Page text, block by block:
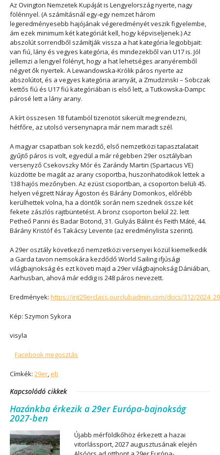
Az Ovington Nemzetek Kupáját is Lengyelország nyerte, nagy
fölénnyel. (A számításnál egy-egy nemzet három
legeredményesebb hajójának végeredményét veszik figyelembe,
ám ezek minimum két kategóriát kell, hogy képviseljenek.) Az
abszolút sorrendből számítják vissza a hat kategória legjobbjait:
van fiú, lány és vegyes kategória, és mindezekből van U17 is. Jól
jellemzi a lengyel fölényt, hogy a hat lehetséges aranyéremből
négyet ők nyertek. A Lewandowska-Królik páros nyerte az
abszolútot, és a vegyes kategória aranyát, a Zmudzinski – Sobczak
kettős fiú és U17 fiú kategóriában is első lett, a Tutkowska-Dampc
párosé lett a lány arany.
A kírt összesen 18 futamból tizenötöt sikerült megrendezni,
hétfőre, az utolsó versenynapra már nem maradt szél.
A magyar csapatban sok kezdő, első nemzetközi tapasztalatait
gyűjtő páros is volt, egyedül a már régebben 29er osztályban
versenyző Csekovszky Mór és Zarándy Martin (Spartacus VE)
küzdötte be magát az arany csoportba, huszonhatodikok lettek a
138 hajós mezőnyben. Az ezüst csoportban, a csoporton belüli 45.
helyen végzett Náray Ágoston és Bárány Domonkos, előrébb
kerülhettek volna, ha a döntők során nem szednek össze két
fekete zászlós rajtbüntetést. A bronz csoporton belül 22. lett
Petheő Panni és Badar Botond, 31. Gulyás Bálint és Feith Máté, 44.
Bárány Kristóf és Takácsy Levente (az eredménylista szerint).
A 29er osztály következő nemzetközi versenyei közül kiemelkedik
a Garda tavon nemsokára kezdődő World Sailing ifjúsági
világbajnokság és ezt követi majd a 29er világbajnokság Dániában,
Aarhusban, ahová már eddig is 248 páros nevezett.
Eredmények: https://int29erclass.ourclubadmin.com/docs/312/
Kép: Szymon Sykora
visyla
Facebook megosztás
Címkék: 29er, eb
Kapcsolódó cikkek
Hazánkba érkezik a 29er Európa-bajnokság
2027-ben
Újabb mérföldkőhöz érkezett a hazai
vitorlássport, 2027 augusztusának elején